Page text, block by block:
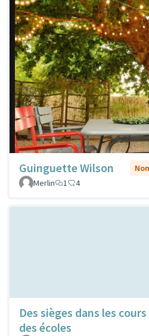
Guinguette Wilson
Merlin
1 4
Des sièges dans les cours
des écoles